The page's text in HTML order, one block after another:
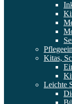
Kitas,
Leichte